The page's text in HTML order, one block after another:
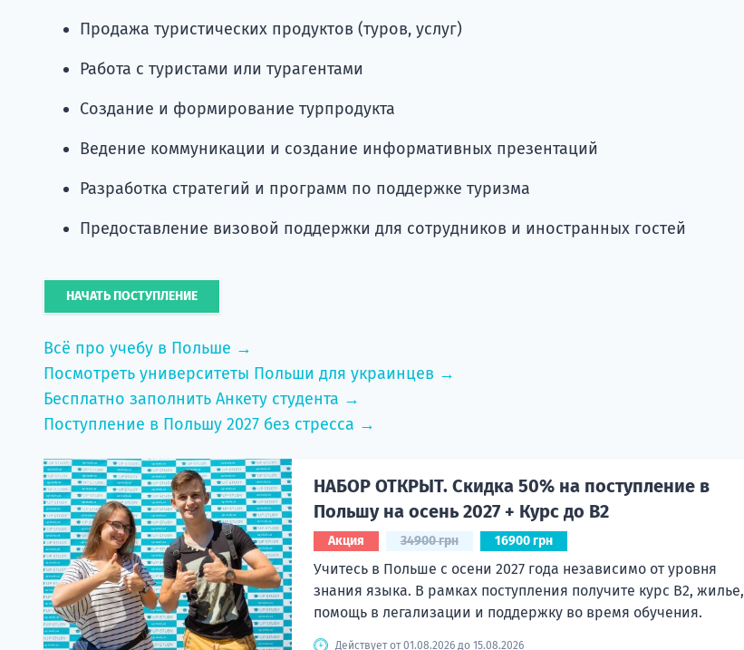
Продажа туристических продуктов (туров, услуг)
Работа с туристами или турагентами
Создание и формирование турпродукта
Ведение коммуникации и создание информативных презентаций
Разработка стратегий и программ по поддержке туризма
Предоставление визовой поддержки для сотрудников и иностранных гостей
НАЧАТЬ ПОСТУПЛЕНИЕ
Всё про учебу в Польше →
Посмотреть университеты Польши для украинцев →
Бесплатно заполнить Анкету студента →
Поступление в Польшу 2027 без стресса →
НАБОР ОТКРЫТ. Скидка 50% на поступление в
Польшу на осень 2027 + Курс до B2
Акция 34900 грн 16900 грн
Учитесь в Польше с осени 2027 года независимо от уровня
знания языка. В рамках поступления получите курс B2, жилье,
помощь в легализации и поддержку во время обучения.
Действует от 01.08.2026 до 15.08.2026